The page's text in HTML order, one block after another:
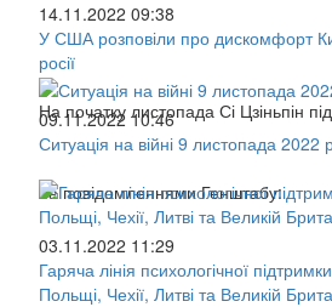
14.11.2022 09:38
У США розповіли про дискомфорт
росії
На початку листопада Сі Цзіньпін
09.11.2022 10:46
Ситуація на війні 9 листопада 2022
За повідомленнями Генштабу:
03.11.2022 11:29
Гаряча лінія психологічної
Польщі, Чехії, Литві та Великій